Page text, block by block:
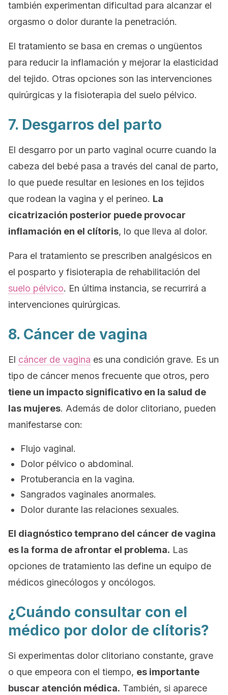
también experimentan dificultad para alcanzar el
orgasmo o dolor durante la penetración.
El tratamiento se basa en cremas o ungüentos
para reducir la inflamación y mejorar la elasticidad
del tejido. Otras opciones son las intervenciones
quirúrgicas y la fisioterapia del suelo pélvico.
7. Desgarros del parto
El desgarro por un parto vaginal ocurre cuando la
cabeza del bebé pasa a través del canal de parto,
lo que puede resultar en lesiones en los tejidos
que rodean la vagina y el perineo. La
cicatrización posterior puede provocar
inflamación en el clítoris, lo que lleva al dolor.
Para el tratamiento se prescriben analgésicos en
el posparto y fisioterapia de rehabilitación del
suelo pélvico. En última instancia, se recurrirá a
intervenciones quirúrgicas.
8. Cáncer de vagina
El cáncer de vagina es una condición grave. Es un
tipo de cáncer menos frecuente que otros, pero
tiene un impacto significativo en la salud de
las mujeres. Además de dolor clitoriano, pueden
manifestarse con:
Flujo vaginal.
Dolor pélvico o abdominal.
Protuberancia en la vagina.
Sangrados vaginales anormales.
Dolor durante las relaciones sexuales.
El diagnóstico temprano del cáncer de vagina
es la forma de afrontar el problema. Las
opciones de tratamiento las define un equipo de
médicos ginecólogos y oncólogos.
¿Cuándo consultar con el
médico por dolor de clítoris?
Si experimentas dolor clitoriano constante, grave
o que empeora con el tiempo, es importante
buscar atención médica. También, si aparece